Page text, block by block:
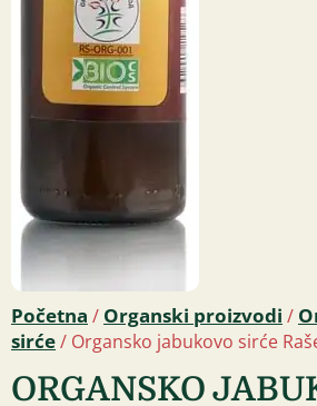
Početna / Organski proizvodi /
sirće/ Organsko jabukovo sirće
ORGANSKO